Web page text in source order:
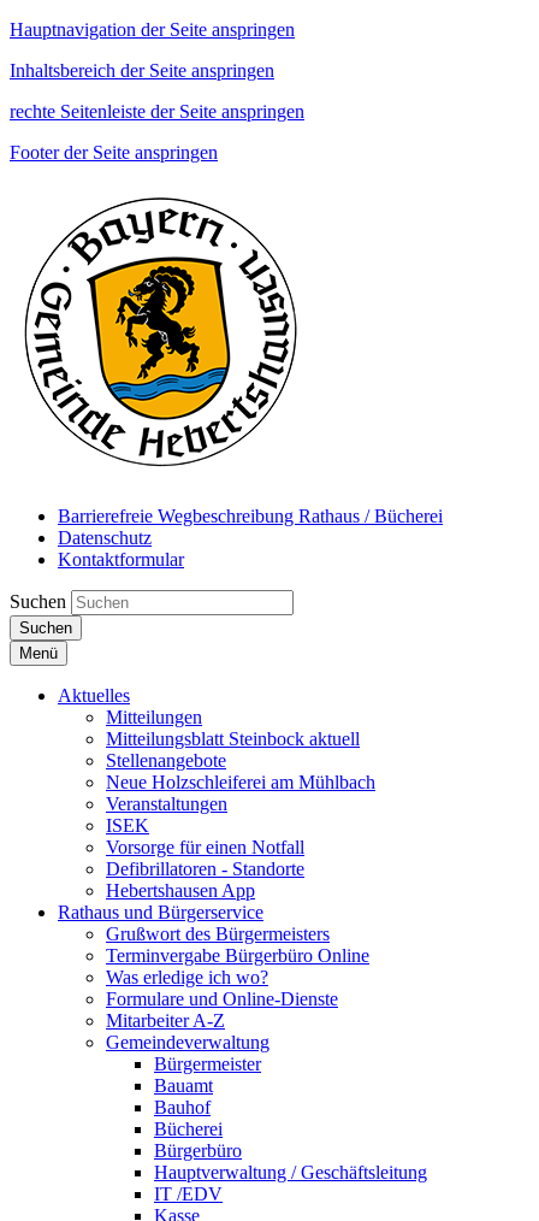
Hauptnavigation der Seite anspringen
Inhaltsbereich der Seite anspringen
rechte Seitenleiste der Seite anspringen
Footer der Seite anspringen
Barrierefreie Wegbeschreibung Rathaus / Bücherei
Datenschutz
Kontaktformular
Suchen
Suchen
Menü
Aktuelles
Mitteilungen
Mitteilungsblatt Steinbock aktuell
Stellenangebote
Neue Holzschleiferei am Mühlbach
Veranstaltungen
ISEK
Vorsorge für einen Notfall
Defibrillatoren - Standorte
Hebertshausen App
Rathaus und Bürgerservice
Grußwort des Bürgermeisters
Terminvergabe Bürgerbüro Online
Was erledige ich wo?
Formulare und Online-Dienste
Mitarbeiter A-Z
Gemeindeverwaltung
Bürgermeister
Bauamt
Bauhof
Bücherei
Bürgerbüro
Hauptverwaltung / Geschäftsleitung
IT /EDV
Kasse